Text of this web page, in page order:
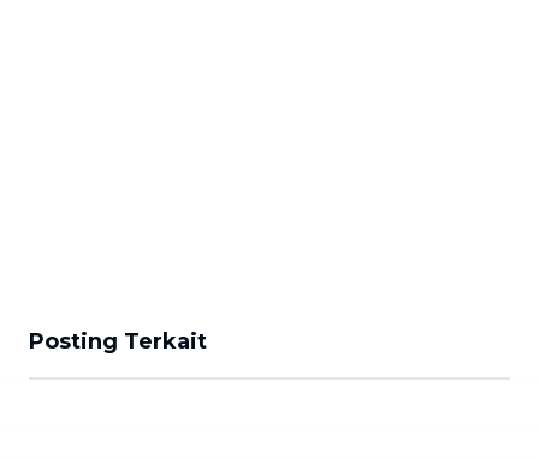
Posting Terkait